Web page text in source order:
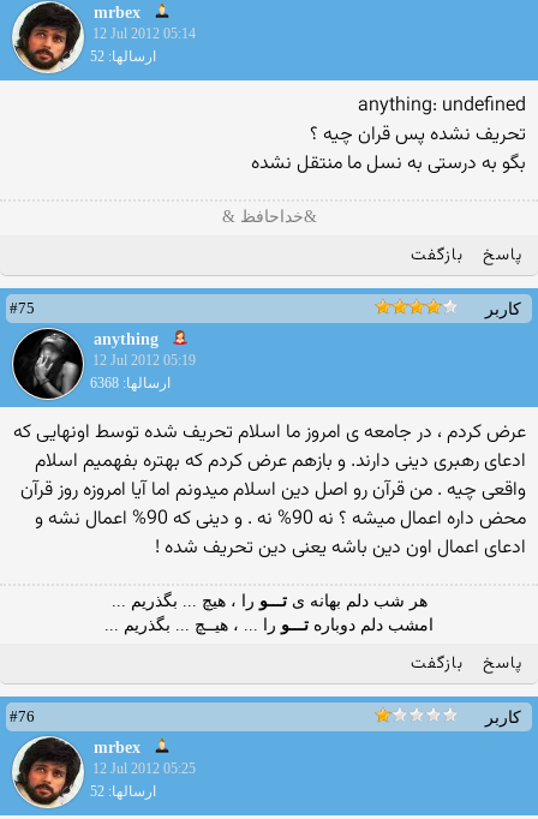
mrbex
12 Jul 2012 05:14
ارسالها: 52
anything: undefined
تحریف نشده پس قران چیه ؟
بگو به درستی به نسل ما منتقل نشده
&خداحافظ &
پاسخ بازگفت
کاربر
#75
anything
12 Jul 2012 05:19
ارسالها: 6368
عرض کردم ، در جامعه ی امروز ما اسلام تحریف شده توسط اونهایی که
ادعای رهبری دینی دارند. و بازهم عرض کردم که بهتره بفهمیم اسلام
واقعی چیه . من قرآن رو اصل دین اسلام میدونم اما آیا امروزه روز قرآن
محض داره اعمال میشه ؟ نه 90% نه . و دینی که 90% اعمال نشه و
ادعای اعمال اون دین باشه یعنی دین تحریف شده !
هر شب دلم بهانه یتـــو را ، هیچ ... بگذریم ...
امشب دلم دوباره تـــو را ... ، هیــچ ... بگذریم ...
پاسخ بازگفت
کاربر
#76
mrbex
12 Jul 2012 05:25
ارسالها: 52